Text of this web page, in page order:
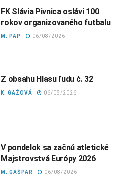
FK Slávia Pivnica oslávi 100
rokov organizovaného futbalu
M. PAP 06/08/2026
Z obsahu Hlasu ľudu č. 32
K. GAŽOVÁ 06/08/2026
V pondelok sa začnú atletické
Majstrovstvá Európy 2026
M. GAŠPAR 06/08/2026